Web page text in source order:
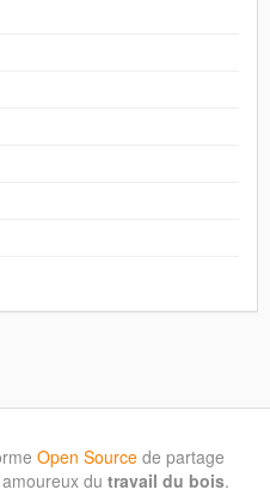
Open Source de partage
du travail du bois.